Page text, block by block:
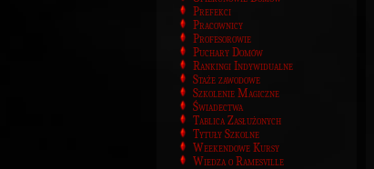
Prefekci
Pracownicy
Profesorowie
Puchary Domów
Rankingi Indywidualne
Staże zawodowe
Szkolenie Magiczne
Świadectwa
Tablica Zasłużonych
Tytuły Szkolne
Weekendowe Kursy
Wiedza o Ramesville